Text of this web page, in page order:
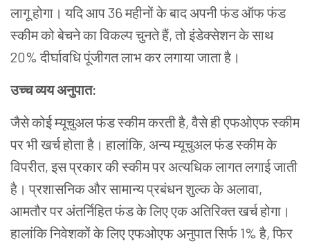
लागू होगा। यदि आप 36 महीनों के बाद अपनी फंड ऑफ फंड
स्कीम को बेचने का विकल्प चुनते हैं,तो इंडेक्सेशन के साथ
20% दीर्घावधि पूंजीगत लाभ कर लगाया जाता है।
उच्च व्यय अनुपात:
जैसे कोई म्यूचुअल फंड स्कीम करती है,वैसे ही एफओएफ स्कीम
पर भी खर्च होता है। हालांकि, अन्य म्यूचुअल फंड स्कीम के
विपरीत,इस प्रकार की स्कीम पर अत्यधिक लागत लगाई जाती
है। प्रशासनिक और सामान्य प्रबंधन शुल्क के अलावा,
आमतौर पर अंतर्निहित फंड के लिए एक अतिरिक्त खर्च होगा।
हालांकि निवेशकों के लिए एफओएफ अनुपात सिर्फ 1% है,फिर